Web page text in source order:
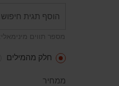
מספר תווים מינימאלי: 2
חלק מהמילים
ממחיר